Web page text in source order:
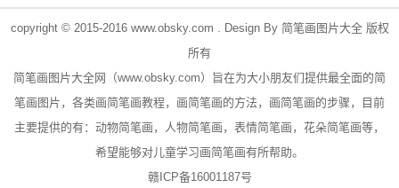
的松鼠。怎么样，你学会画松鼠简笔画的方法...
08-05
copyright © 2015-2016 www.obsky.com . Design By 简笔画图片大全版权
所有
简笔画 图片大全网（www.obsky.com）旨在为大小朋友们提供最全面的简
笔画图片，各类画简笔画教程，画简笔画的方法，画简笔画的步骤，目前
主要提供的有： 动物简笔画 ， 人物简笔画 ，表情简笔画， 花朵简笔画等，
希望能够对儿童学习画简笔画有所帮助。
赣ICP备16001187号